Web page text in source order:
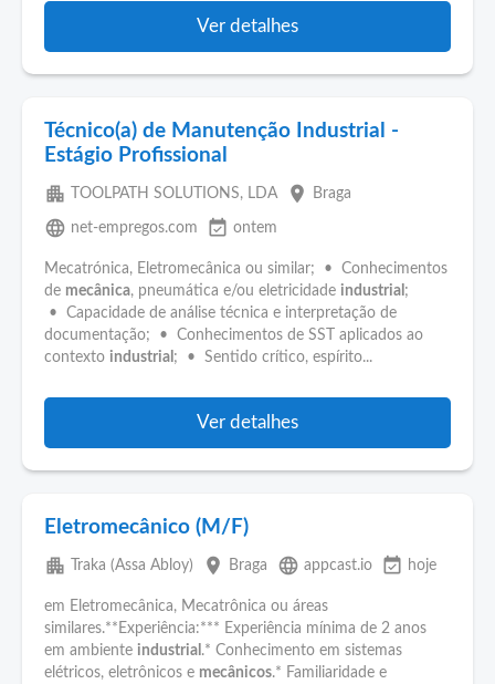
Ver detalhes
Técnico(a) de Manutenção Industrial -
Estágio Profissional
apartment TOOLPATH SOLUTIONS, LDA place Braga
language net-empregos.com event_available ontem
Mecatrónica, Eletromecânica ou similar; • Conhecimentos
de mecânica, pneumática e/ou eletricidade industrial ;
• Capacidade de análise técnica e interpretação de
documentação; • Conhecimentos de SST aplicados ao
contexto industrial ; • Sentido crítico, espírito...
Ver detalhes
Eletromecânico (M/F)
apartment Traka (Assa Abloy) place Braga language appcast.io event_available hoje
em Eletromecânica, Mecatrônica ou áreas
similares.**Experiência:*** Experiência mínima de 2 anos
em ambiente industrial .* Conhecimento em sistemas
elétricos, eletrônicos e mecânicos.* Familiaridade e